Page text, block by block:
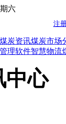
六
煤炭资讯煤炭市场
理软件智慧物流
中心